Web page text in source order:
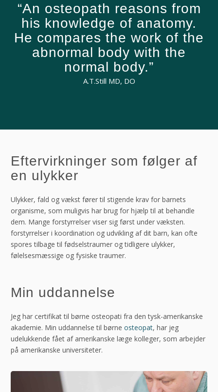
“An osteopath reasons from
his knowledge of anatomy.
He compares the work of the
abnormal body with the
normal body.”
A.T.Still MD, DO
Eftervirkninger som følger af
en ulykker
Ulykker, fald og vækst fører til stigende krav for barnets
organisme, som muligvis har brug for hjælp til at behandle
dem. Mange forstyrrelser viser sig først under væksten.
forstyrrelser i koordination og udvikling af dit barn, kan ofte
spores tilbage til fødselstraumer og tidligere ulykker,
følelsesmæssige og fysiske traumer.
Min uddannelse
Jeg har certifikat til børne osteopati fra den tysk-amerikanske
akademie. Min uddannelse til børneosteopat, har jeg
udelukkende fået af amerikanske læge kolleger, som arbejder
på amerikanske universiteter.